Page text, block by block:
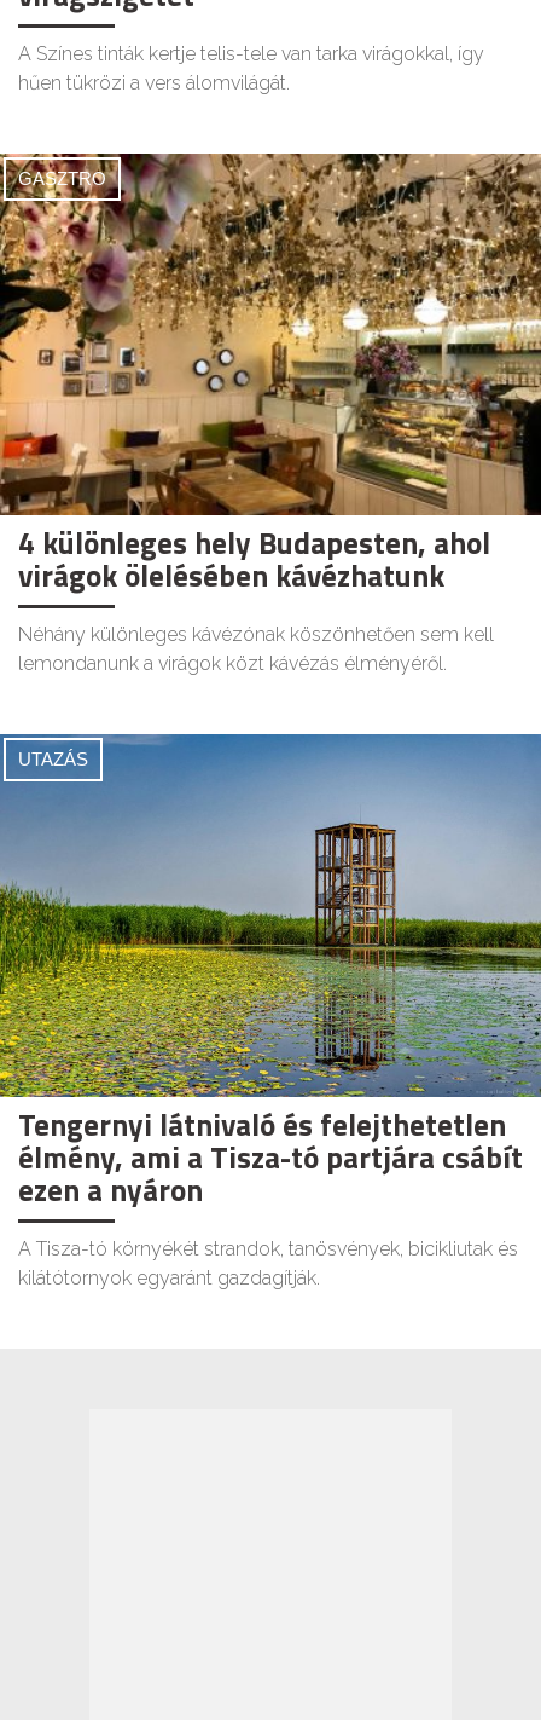
A Színes tinták kertje telis-tele van tarka virágokkal, így
hűen tükrözi a vers álomvilágát.
GASZTRO
4 különleges hely Budapesten, ahol
virágok ölelésében kávézhatunk
Néhány különleges kávézónak köszönhetően sem kell
lemondanunk a virágok közt kávézás élményéről.
UTAZÁS
Tengernyi látnivaló és felejthetetlen
élmény, ami a Tisza-tó partjára csábít
ezen a nyáron
A Tisza-tó környékét strandok, tanösvények, bicikliutak és
kilátótornyok egyaránt gazdagítják.